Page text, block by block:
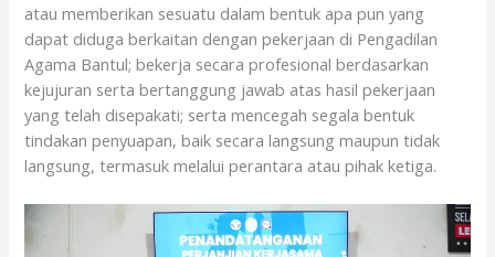
atau memberikan sesuatu dalam bentuk apa pun yang
dapat diduga berkaitan dengan pekerjaan di Pengadilan
Agama Bantul; bekerja secara profesional berdasarkan
kejujuran serta bertanggung jawab atas hasil pekerjaan
yang telah disepakati; serta mencegah segala bentuk
tindakan penyuapan, baik secara langsung maupun tidak
langsung, termasuk melalui perantara atau pihak ketiga.